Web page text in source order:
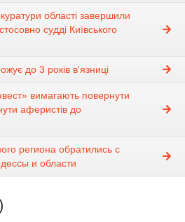
області завершили
судді Київського
до 3 років в'язниці
вимагають повернути
аферистів до
региона обратились с
и области